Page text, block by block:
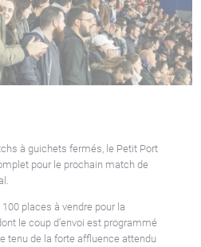
à guichets fermés, le Petit Port
pour le prochain match de
places à vendre pour la
le coup d’envoi est programmé
tenu de la forte affluence attendu